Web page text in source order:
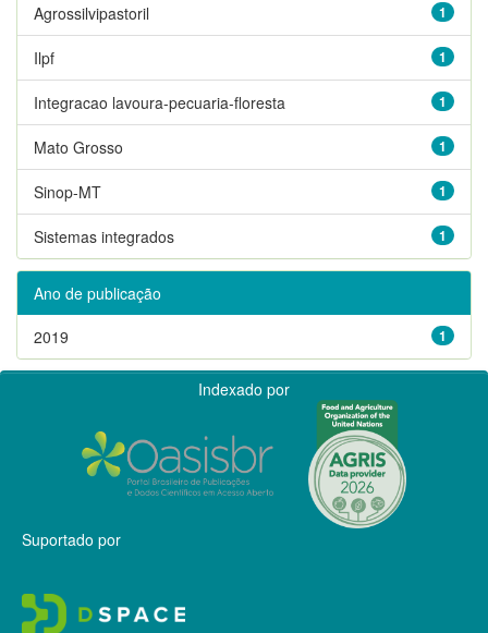
1
Agrossilvipastoril
1
Ilpf
1
Integracao lavoura-pecuaria-floresta
1
Mato Grosso
1
Sinop-MT
1
Sistemas integrados
Ano de publicação
1
2019
Indexado por
Suportado por